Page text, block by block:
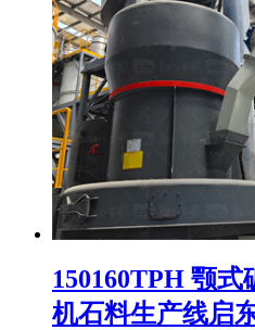
150160TPH 颚
机石料生产线启